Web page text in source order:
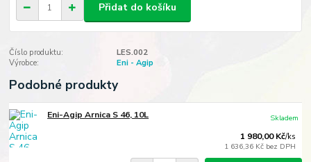
Přidat do košíku
Číslo produktu:
LES.002
Výrobce:
Eni - Agip
Podobné produkty
Eni-Agip Arnica S 46, 10L
1 980,00 Kč/ks
1 636,36 Kč bez DPH
Skladem